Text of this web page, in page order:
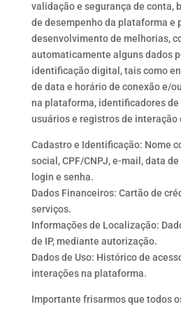
validação e segurança de conta,
de desempenho da plataforma e
desenvolvimento de melhorias,
automaticamente alguns dados
identificação digital, tais como
de data e horário de conexão e/
na plataforma, identificadores de
usuários e registros de interação
Cadastro e Identificação: Nome
social, CPF/CNPJ, e-mail, data
login e senha.
Dados Financeiros: Cartão de
serviços.
Informações de Localização:
de IP, mediante autorização.
Dados de Uso: Histórico de
interações na plataforma.
Importante frisarmos que todos